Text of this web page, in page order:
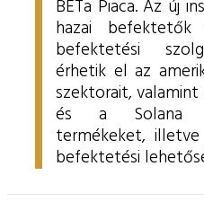
BÉTa Piaca. Az új
hazai
befektetési
érhetik el az
szektorait,
és a Solana
termékeket,
befektetési